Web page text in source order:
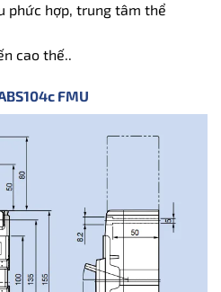
phức hợp, trung tâm thể
cao thế..
FMU